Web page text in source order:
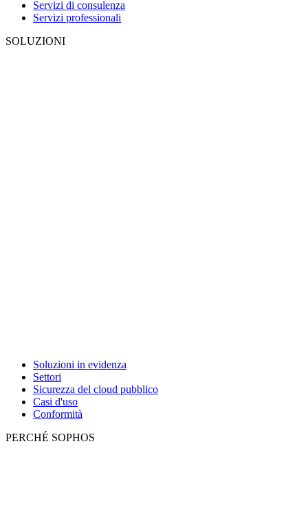
Servizi di consulenza
Servizi professionali
SOLUZIONI
Soluzioni in evidenza
Settori
Sicurezza del cloud pubblico
Casi d'uso
Conformità
PERCHÉ SOPHOS